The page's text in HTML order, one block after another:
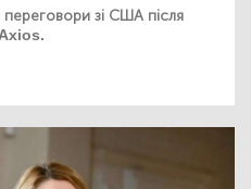
переговори зі США після